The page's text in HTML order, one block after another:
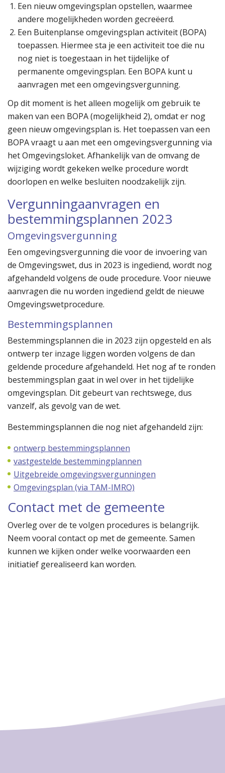
Een nieuw omgevingsplan opstellen, waarmee
andere mogelijkheden worden gecreëerd.
Een Buitenplanse omgevingsplan activiteit (BOPA)
toepassen. Hiermee sta je een activiteit toe die nu
nog niet is toegestaan in het tijdelijke of
permanente omgevingsplan. Een BOPA kunt u
aanvragen met een omgevingsvergunning.
Op dit moment is het alleen mogelijk om gebruik te
maken van een BOPA (mogelijkheid 2), omdat er nog
geen nieuw omgevingsplan is. Het toepassen van een
BOPA vraagt u aan met een omgevingsvergunning via
het Omgevingsloket. Afhankelijk van de omvang de
wijziging wordt gekeken welke procedure wordt
doorlopen en welke besluiten noodzakelijk zijn.
Vergunningaanvragen en
bestemmingsplannen 2023
Omgevingsvergunning
Een omgevingsvergunning die voor de invoering van
de Omgevingswet, dus in 2023 is ingediend, wordt nog
afgehandeld volgens de oude procedure. Voor nieuwe
aanvragen die nu worden ingediend geldt de nieuwe
Omgevingswetprocedure.
Bestemmingsplannen
Bestemmingsplannen die in 2023 zijn opgesteld en als
ontwerp ter inzage liggen worden volgens de dan
geldende procedure afgehandeld. Het nog af te ronden
bestemmingsplan gaat in wel over in het tijdelijke
omgevingsplan. Dit gebeurt van rechtswege, dus
vanzelf, als gevolg van de wet.
Bestemmingsplannen die nog niet afgehandeld zijn:
ontwerp bestemmingsplannen
vastgestelde bestemmingplannen
Uitgebreide omgevingsvergunningen
Omgevingsplan (via TAM-IMRO)
Contact met de gemeente
Overleg over de te volgen procedures is belangrijk.
Neem vooral contact op met de gemeente. Samen
kunnen we kijken onder welke voorwaarden een
initiatief gerealiseerd kan worden.